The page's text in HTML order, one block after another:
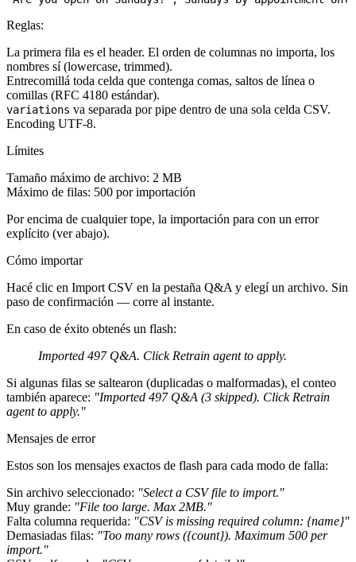
Reglas:
La primera fila es el header. El orden de columnas no importa, los
nombres sí (lowercase, trimmed).
Entrecomillá toda celda que contenga comas, saltos de línea o
comillas (RFC 4180 estándar).
variations va separada por pipe dentro de una sola celda CSV.
Encoding UTF-8.
Límites
Tamaño máximo de archivo: 2 MB
Máximo de filas: 500 por importación
Por encima de cualquier tope, la importación para con un error
explícito (ver abajo).
Cómo importar
Hacé clic en Import CSV en la pestaña Q&A y elegí un archivo. Sin
paso de confirmación — corre al instante.
En caso de éxito obtenés un flash:
Imported 497 Q&A. Click Retrain agent to apply.
Si algunas filas se saltearon (duplicadas o malformadas), el conteo
también aparece: "Imported 497 Q&A (3 skipped). Click Retrain
agent to apply."
Mensajes de error
Estos son los mensajes exactos de flash para cada modo de falla:
Sin archivo seleccionado: "Select a CSV file to import."
Muy grande: "File too large. Max 2MB."
Falta columna requerida: "CSV is missing required column: {name}"
Demasiadas filas: "Too many rows ({count}). Maximum 500 per
import."